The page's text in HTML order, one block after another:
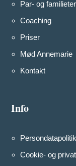
Par- og
Coaching
Priser
Mød Annemarie
Kontakt
Info
Persondatapolitik
Cookie- og